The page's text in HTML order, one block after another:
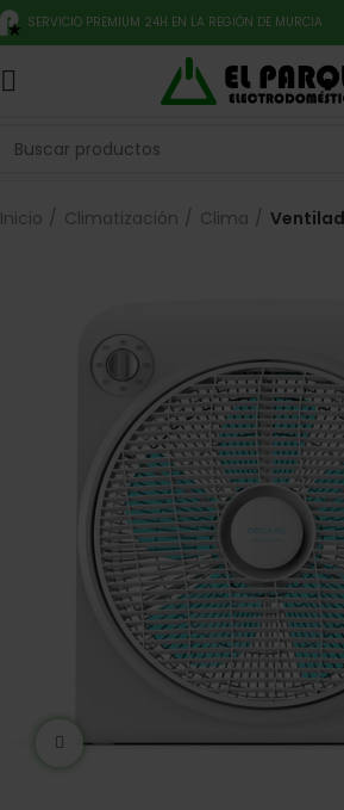
SERVICIO PREMIUM 24H EN LA REGIÓN DE MURCIA
Inicio Climatización Clima
Ampliar imágen